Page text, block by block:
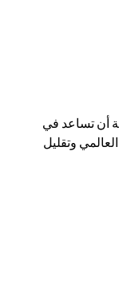
أن تساعد في
وتقليل